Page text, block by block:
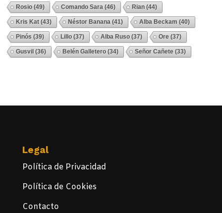
Rosio (49) Comando Sara (46) Rian (44)
Kris Kat (43) Néstor Banana (41) Alba Beckam (40)
Pinós (39) Lillo (37) Alba Ruso (37) Ore (37)
Gusvil (36) Belén Galletero (34) Señor Cañete (33)
Legal
Política de Privacidad
Política de Cookies
Contacto